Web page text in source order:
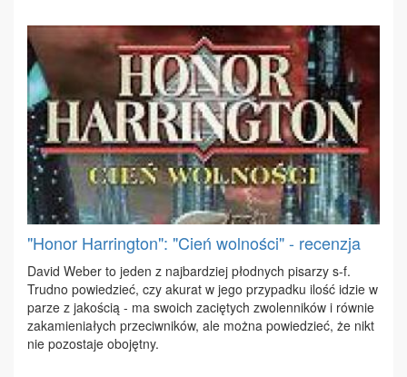
"Honor Harrington": "Cień wolności" - recenzja
Da­vid We­ber to je­den z naj­bar­dziej płod­nych pi­sa­rzy s-f.
Trud­no po­wie­dzieć, czy aku­rat w je­go przy­pad­ku ilość idzie w
pa­rze z ja­ko­ścią - ma swo­ich za­cię­tych zwo­len­ni­ków i rów­nie
za­ka­mie­nia­łych prze­ciw­ni­ków, ale moż­na po­wie­dzieć, że nikt
nie po­zo­sta­je obo­jęt­ny.